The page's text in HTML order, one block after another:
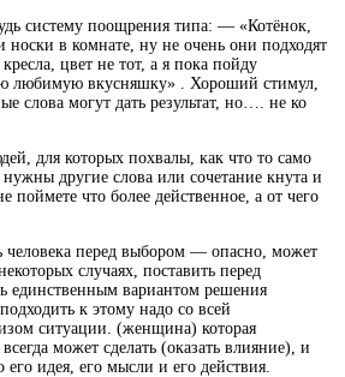
систему поощрения типа: — «Котёнок,
носки в комнате, ну не очень они подходят
цвет не тот, а я пока пойду
любимую вкусняшку» . Хороший стимул,
слова могут дать результат, но…. не ко
для которых похвалы, как что то само
другие слова или сочетание кнута и
поймете что более действенное, а от чего
человека перед выбором — опасно, может
случаях, поставить перед
единственным вариантом решения
к этому надо со всей
ситуации. (женщина) которая
может сделать (оказать влияние), и
его идея, его мысли и его действия.